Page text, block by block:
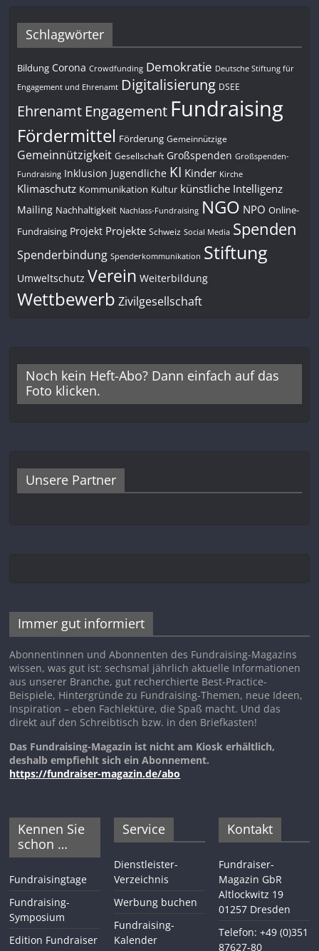
Schlagwörter
Bildung Corona Crowdfunding Demokratie Deutsche Stiftung für
Engagement und Ehrenamt Digitalisierung DSEE
Ehrenamt Engagement Fundraising
Fördermittel Förderung Gemeinnützige
Gemeinnützigkeit Gesellschaft Großspenden Großspenden-
Fundraising Inklusion Jugendliche KI Kinder Kirche
Klimaschutz Kommunikation Kultur künstliche Intelligenz
Mailing Nachhaltigkeit Nachlass-Fundraising NGO NPO Online-
Fundraising Projekt Projekte Schweiz Social Media Spenden
Spenderbindung Spenderkommunikation Stiftung
Umweltschutz Verein Weiterbildung
Wettbewerb Zivilgesellschaft
Noch kein Heft-Abo? Dann einfach auf das
Foto klicken.
Unsere Partner
Immer gut informiert
Abonnentinnen und Abonnenten des Fundraising-Magazins
wissen, was gut ist: sechsmal jährlich aktuelle Informationen
aus unserer Branche, gut recherchierte Best-Practice-
Beispiele, Hintergründe zu Fundraising-Themen, neue Ideen,
Inspiration – eben Fachlektüre, die Spaß macht. Und das
direkt auf den Schreibtisch bzw. in den Briefkasten!
Das Fundraising-Magazin ist nicht am Kiosk erhältlich,
deshalb empfiehlt sich ein Abonnement.
https://fundraiser-magazin.de/abo
Kennen Sie
schon …
Fundraisingtage
Fundraising-
Symposium
Edition Fundraiser
Service
Dienstleister-
Verzeichnis
Werbung buchen
Fundraising-
Kalender
Kontakt
Fundraiser-
Magazin GbR
Altlockwitz 19
01257 Dresden
Telefon: +49 (0)351
87627-80